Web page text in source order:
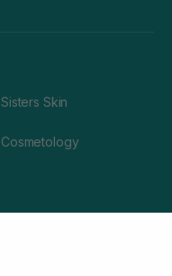
Sisters Skin
Cosmetology